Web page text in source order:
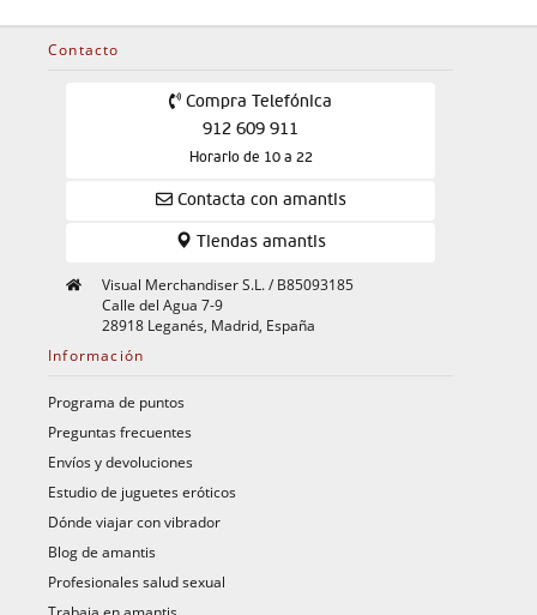
Contacto
Compra Telefónica
912 609 911
Horario de 10 a 22
Contacta con amantis
Tiendas amantis
Visual Merchandiser S.L. / B85093185
Calle del Agua 7-9
28918 Leganés, Madrid, España
Información
Programa de puntos
Preguntas frecuentes
Envíos y devoluciones
Estudio de juguetes eróticos
Dónde viajar con vibrador
Blog de amantis
Profesionales salud sexual